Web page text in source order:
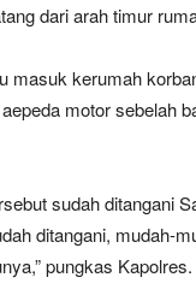
dari arah timur
masuk kerumah
motor sebelah
sudah ditangani
ditangani, mudah-
pungkas Kapolres.